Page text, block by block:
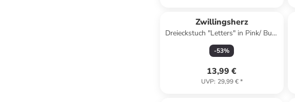
Zwillingsherz
Dreieckstuch "Letters" in Pink/ Bunt
- (L)138 x (B)68 cm
-53%
13,99 €
UVP: 29,99 €*